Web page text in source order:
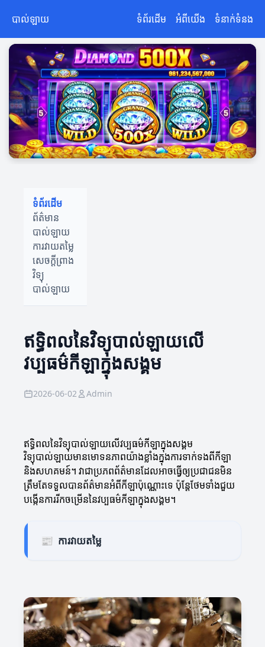
បាល់ឡាយ ទំព័រដើម អំពីយើង ទំនាក់ទំនង
ទំព័រដើម
ព័ត៌មាន
បាល់ឡាយ
ការវាយតម្លៃ
សេចក្តីព្រាង
វិទ្យុ
បាល់ឡាយ
ឥទ្ធិពលនៃវិទ្យុបាល់ឡាយលើ
វប្បធម៌កីឡាក្នុងសង្គម
2026-06-02 Admin
ឥទ្ធិពលនៃវិទ្យុបាល់ឡាយលើវប្បធម៌កីឡាក្នុងសង្គម
វិទ្យុបាល់ឡាយមានមោទនភាពយ៉ាងខ្លាំងក្នុងការទាក់ទងពីកីឡា
និងសហគមន៍។ វាជាប្រភពព័ត៌មានដែលអាចធ្វើឲ្យប្រជាជនមិន
ត្រឹមតែទទួលបានព័ត៌មានអំពីកីឡាប៉ុណ្ណោះទេ ប៉ុន្តែថែមទាំងជួយ
បង្កើនការរីកចម្រើននៃវប្បធម៌កីឡាក្នុងសង្គម។
📰 ការវាយតម្លៃ